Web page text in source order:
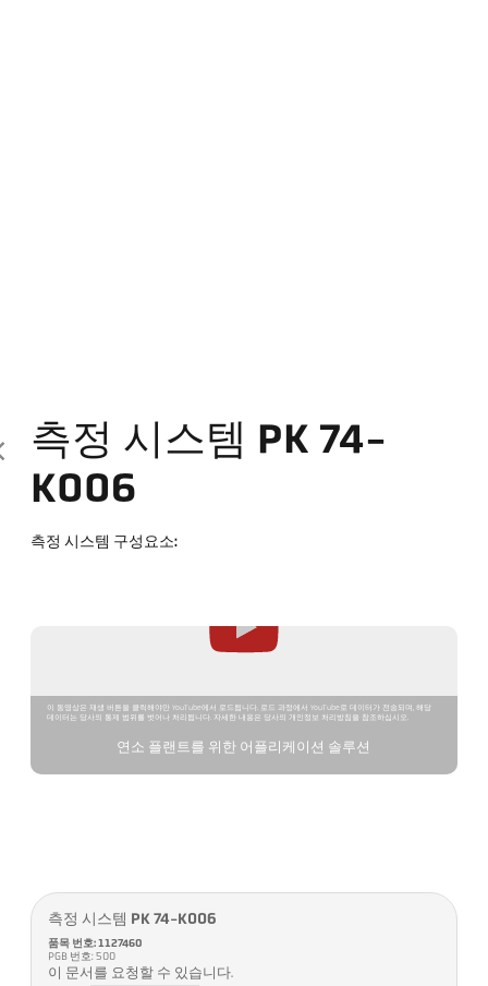
측정 시스템 PK 74-
K006
측정 시스템 구성요소:
이 동영상은 재생 버튼을 클릭해야만 YouTube에서 로드됩니다. 로드 과정에서 YouTube로 데이터가 전송되며, 해당
데이터는 당사의 통제 범위를 벗어나 처리됩니다. 자세한 내용은 당사의 개인정보 처리방침을 참조하십시오.
연소 플랜트를 위한 어플리케이션 솔루션
측정 시스템 PK 74-K006
품목 번호: 1127460
PGB 번호: 500
이 문서를 요청할 수 있습니다.